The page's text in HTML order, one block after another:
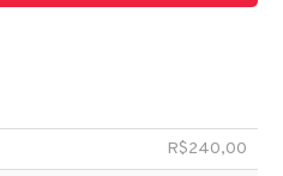
R$240,00